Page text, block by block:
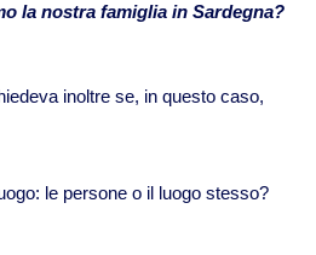
la nostra famiglia in Sardegna?
inoltre se, in questo caso,
le persone o il luogo stesso?